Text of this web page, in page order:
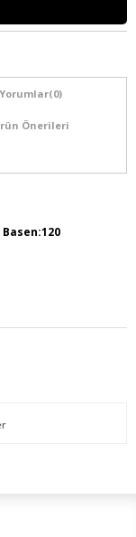
Yorumlar(0)
Önerileri